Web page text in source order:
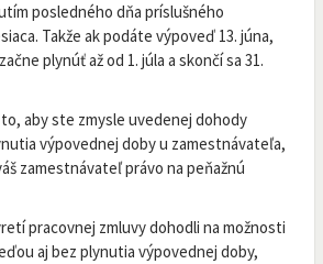
posledného dňa príslušného
Takže ak podáte výpoveď 13. júna,
plynúť až od 1. júla a skončí sa 31.
aby ste zmysle uvedenej dohody
výpovednej doby u zamestnávateľa,
zamestnávateľ právo na peňažnú
pracovnej zmluvy dohodli na možnosti
aj bez plynutia výpovednej doby,